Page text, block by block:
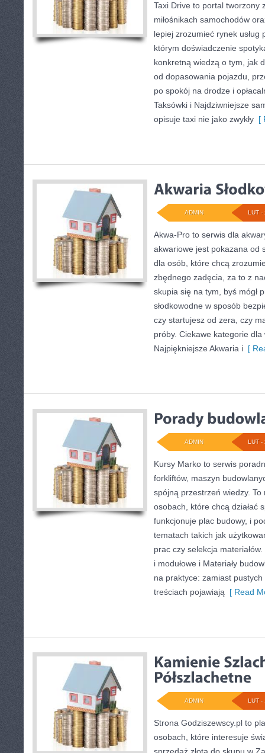
Taxi Drive to portal tworzony
miłośnikach samochodów
lepiej zrozumieć rynek usług
którym doświadczenie
konkretną wiedzą o tym, jak
od dopasowania pojazdu,
po spokój na drodze i
Taksówki i Najdziwniejsze
opisuje taxi nie jako zwykły [
LUT -
ADMIN
Akwa-Pro to serwis dla
akwariowe jest pokazana od
dla osób, które chcą
zbędnego zadęcia, za to z
skupia się na tym, byś mógł
słodkowodne w sposób
czy startujesz od zera, czy
próby. Ciekawe kategorie
Najpiękniejsze Akwaria i [
LUT -
ADMIN
Kursy Marko to serwis
forkliftów, maszyn
spójną przestrzeń wiedzy.
osobach, które chcą działać
funkcjonuje plac budowy, i
tematach takich jak
prac czy selekcja
i modułowe i Materiały
na praktyce: zamiast
treściach pojawiają [ Read
LUT -
ADMIN
Strona Godziszewscy.pl to
osobach, które interesuje